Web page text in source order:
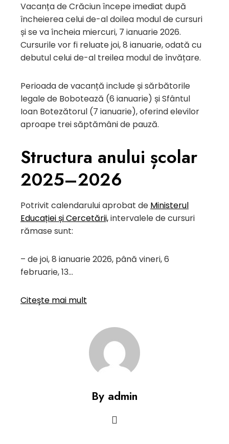
Vacanța de Crăciun începe imediat după
încheierea celui de-al doilea modul de cursuri
și se va încheia miercuri, 7 ianuarie 2026.
Cursurile vor fi reluate joi, 8 ianuarie, odată cu
debutul celui de-al treilea modul de învățare.
Perioada de vacanță include și sărbătorile
legale de Bobotează (6 ianuarie) și Sfântul
Ioan Botezătorul (7 ianuarie), oferind elevilor
aproape trei săptămâni de pauză.
Structura anului școlar
2025–2026
Potrivit calendarului aprobat de Ministerul
Educației și Cercetării,intervalele de cursuri
rămase sunt:
– de joi, 8 ianuarie 2026, până vineri, 6
februarie, 13…
Citeşte mai mult
By admin